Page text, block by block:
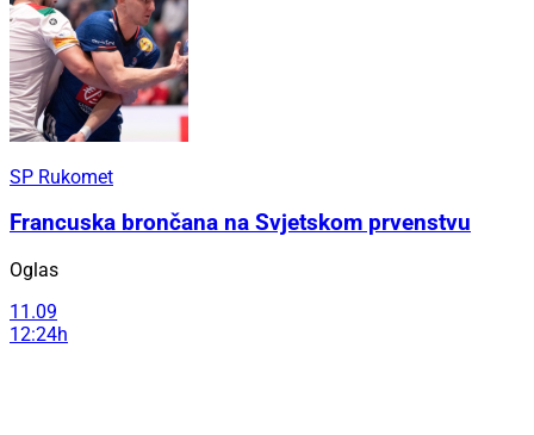
SP Rukomet
Francuska brončana na Svjetskom prvenstvu
Oglas
11.09
12:24h